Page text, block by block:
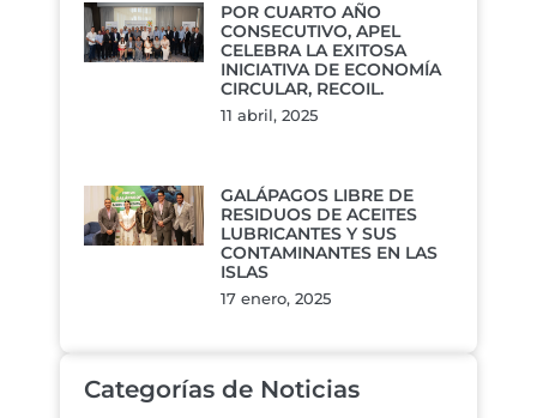
POR CUARTO AÑO
CONSECUTIVO, APEL
CELEBRA LA EXITOSA
INICIATIVA DE ECONOMÍA
CIRCULAR, RECOIL.
11 abril, 2025
GALÁPAGOS LIBRE DE
RESIDUOS DE ACEITES
LUBRICANTES Y SUS
CONTAMINANTES EN LAS
ISLAS
17 enero, 2025
Categorías de Noticias